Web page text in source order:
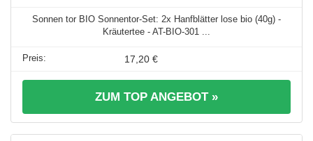
Sonnen tor BIO Sonnentor-Set: 2x Hanfblätter lose bio (40g) -
Kräutertee - AT-BIO-301 ...
17,20 €
ZUM TOP ANGEBOT »